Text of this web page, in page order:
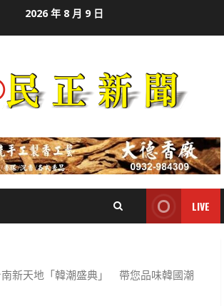
2026 年 8 月 9 日
LIVE
新天地「韓潮盛典」 帶您品味韓國潮